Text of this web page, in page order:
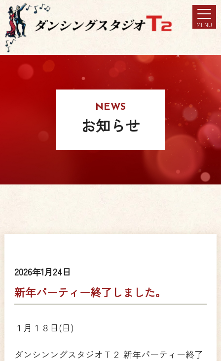
MENU
NEWS
お知らせ
2026年1月24日
新年パーティー終了しました。
１月１８日(日)
ダンシンングスタジオＴ２ 新年パーティー終了